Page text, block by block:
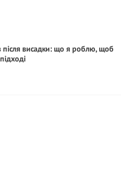
після висадки: що я роблю, щоб